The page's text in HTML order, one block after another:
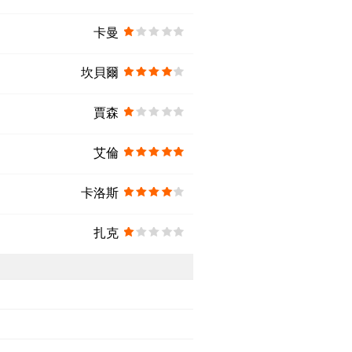
卡曼
坎貝爾
賈森
艾倫
卡洛斯
扎克